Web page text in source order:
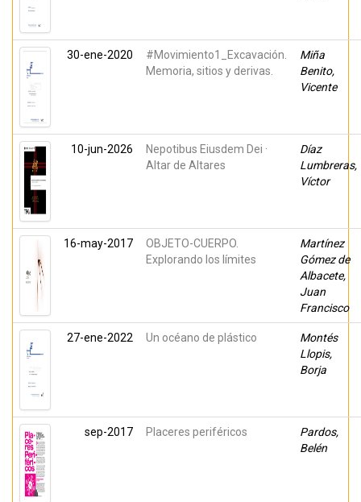
30-ene-2020
#Movimiento1_Excavación.
Memoria, sitios y derivas.
Miña
Benito,
Vicente
10-jun-2026
Nepotibus Eiusdem Dei ·
Altar de Altares
Díaz
Lumbreras,
Víctor
16-may-2017
OBJETO-CUERPO.
Explorando los límites
Martínez
Gómez de
Albacete,
Juan
Francisco
27-ene-2022 Un océano de plástico
Montés
Llopis,
Borja
sep-2017 Placeres periféricos
Pardos,
Belén